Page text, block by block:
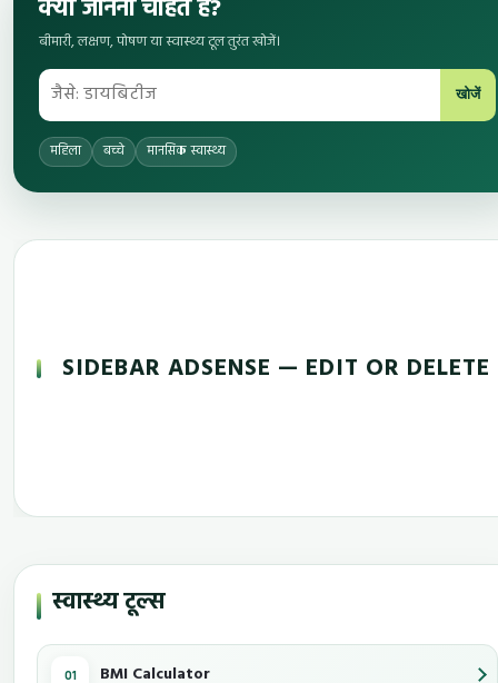
क्या जानना चाहते हैं?
बीमारी, लक्षण, पोषण या स्वास्थ्य टूल तुरंत खोजें।
खोजें
महिला बच्चे मानसिक स्वास्थ्य
SIDEBAR ADSENSE — EDIT OR DELETE
स्वास्थ्य टूल्स
BMI Calculator